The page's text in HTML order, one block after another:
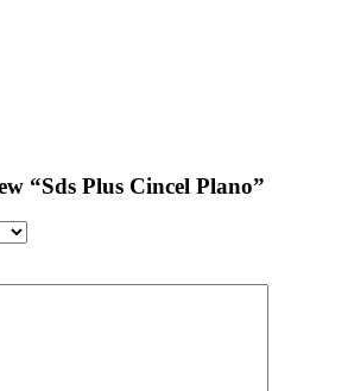
“Sds Plus Cincel Plano”